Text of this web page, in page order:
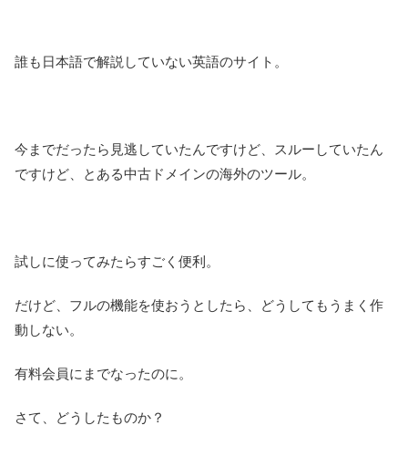
誰も日本語で解説していない英語のサイト。
今までだったら見逃していたんですけど、スルーしていたん
ですけど、とある中古ドメインの海外のツール。
試しに使ってみたらすごく便利。
だけど、フルの機能を使おうとしたら、どうしてもうまく作
動しない。
有料会員にまでなったのに。
さて、どうしたものか？